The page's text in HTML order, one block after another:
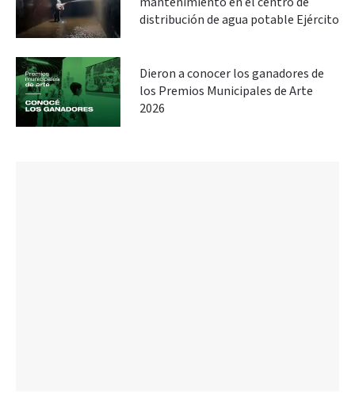
distribución de agua potable Ejército
Dieron a conocer los ganadores de
los Premios Municipales de Arte
2026